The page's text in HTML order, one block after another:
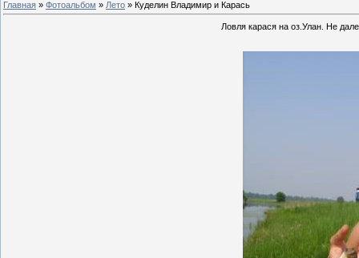
Главная » Фотоальбом » Лето » Куделин Владимир и Карась
Ловля карася на оз.Улан. Не